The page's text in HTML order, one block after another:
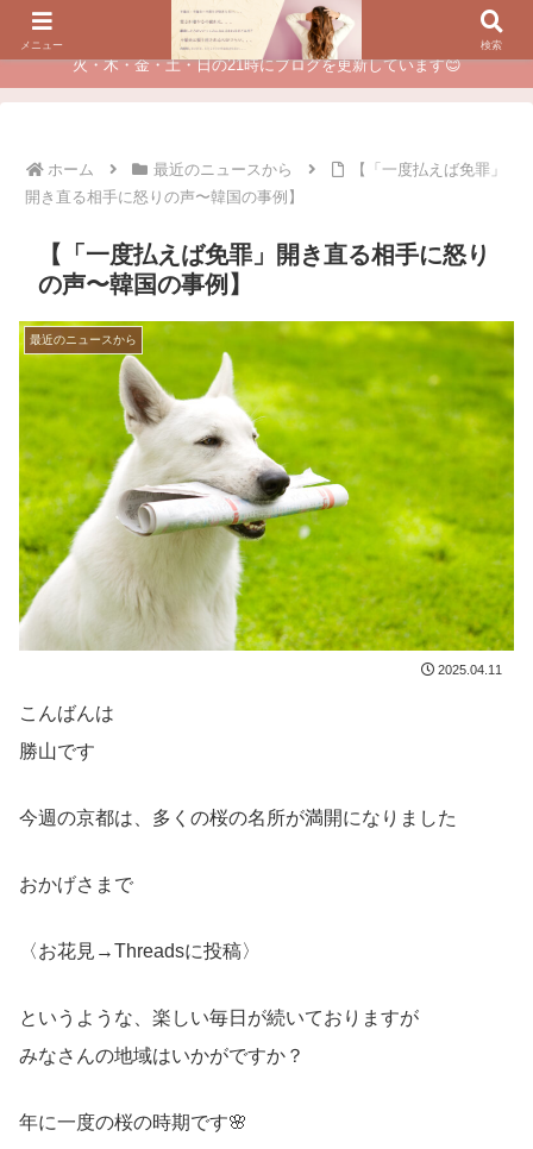
夫に不倫されたつらい経験が、あなたのチャンスに変わるカウンセリング
火・木・金・土・日の21時にブログを更新しています😊
ホーム 最近のニュースから
【「一度払えば免罪」
開き直る相手に怒りの声〜韓国の事例】
【「一度払えば免罪」開き直る相手に怒り
の声〜韓国の事例】
最近のニュースから
2025.04.11
こんばんは
勝山です
今週の京都は、多くの桜の名所が満開になりました
おかげさまで
〈お花見→Threadsに投稿〉
というような、楽しい毎日が続いておりますが
みなさんの地域はいかがですか？
年に一度の桜の時期です🌸
メニュー 検索